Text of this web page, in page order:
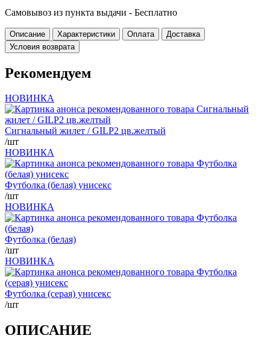
Самовывоз из пункта выдачи - Бесплатно
Описание Характеристики Оплата
Доставка
Условия возврата
Рекомендуем
НОВИНКА
Сигнальный жилет / GILP2 цв.желтый
/шт
НОВИНКА
Футболка (белая) унисекс
/шт
НОВИНКА
Футболка (белая)
/шт
НОВИНКА
Футболка (серая) унисекс
/шт
ОПИСАНИЕ